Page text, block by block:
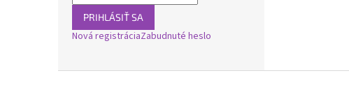
PRIHLÁSIŤ SA
Nová registráciaZabudnuté heslo